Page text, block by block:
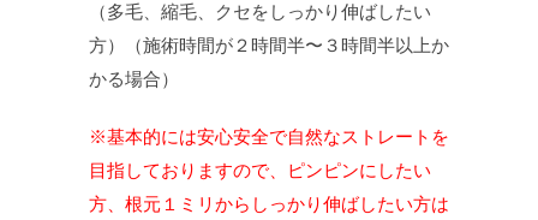
（多毛、縮毛、クセをしっかり伸ばしたい
方）（施術時間が２時間半〜３時間半以上か
かる場合）
※基本的には安心安全で自然なストレートを
目指しておりますので、ピンピンにしたい
方、根元１ミリからしっかり伸ばしたい方は